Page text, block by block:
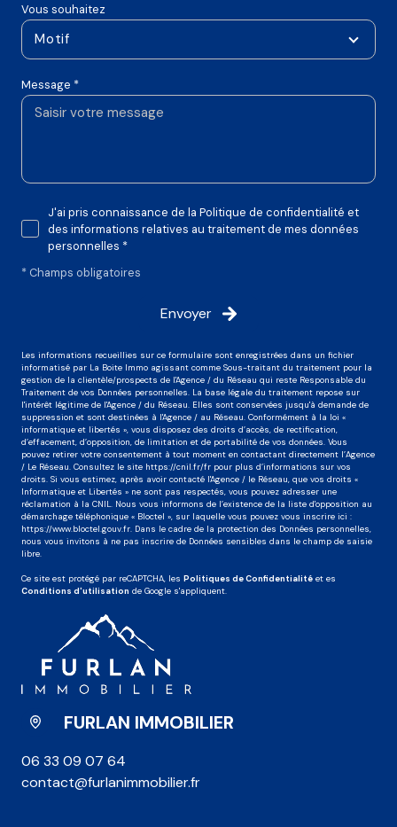
Vous souhaitez
Motif
Message *
J'ai pris connaissance de la Politique de confidentialité et
des informations relatives au traitement de mes données
personnelles *
* Champs obligatoires
Envoyer
Les informations recueillies sur ce formulaire sont enregistrées dans un fichier
informatisé par La Boite Immo agissant comme Sous-traitant du traitement pour la
gestion de la clientèle/prospects de l'Agence / du Réseau qui reste Responsable du
Traitement de vos Données personnelles. La base légale du traitement repose sur
l'intérêt légitime de l'Agence / du Réseau. Elles sont conservées jusqu'à demande de
suppression et sont destinées à l'Agence / au Réseau. Conformément à la loi «
informatique et libertés », vous disposez des droits d’accès, de rectification,
d’effacement, d’opposition, de limitation et de portabilité de vos données. Vous
pouvez retirer votre consentement à tout moment en contactant directement l’Agence
/ Le Réseau. Consultez le site https://cnil.fr/fr pour plus d’informations sur vos
droits. Si vous estimez, après avoir contacté l'Agence / le Réseau, que vos droits «
Informatique et Libertés » ne sont pas respectés, vous pouvez adresser une
réclamation à la CNIL. Nous vous informons de l’existence de la liste d'opposition au
démarchage téléphonique « Bloctel », sur laquelle vous pouvez vous inscrire ici :
https://www.bloctel.gouv.fr. Dans le cadre de la protection des Données personnelles,
nous vous invitons à ne pas inscrire de Données sensibles dans le champ de saisie
libre.
Ce site est protégé par reCAPTCHA, les Politiques de Confidentialité et es
Conditions d'utilisation de Google s'appliquent.
FURLAN IMMOBILIER
06 33 09 07 64
contact@furlanimmobilier.fr